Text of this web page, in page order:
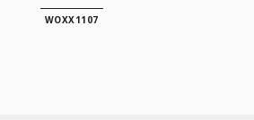
WOXX1107